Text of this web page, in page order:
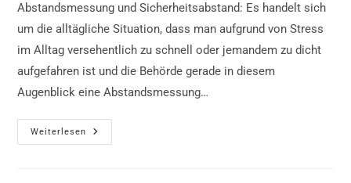
Abstandsmessung und Sicherheitsabstand: Es handelt sich
um die alltägliche Situation, dass man aufgrund von Stress
im Alltag versehentlich zu schnell oder jemandem zu dicht
aufgefahren ist und die Behörde gerade in diesem
Augenblick eine Abstandsmessung…
Weiterlesen
Abstandsmessung
Und